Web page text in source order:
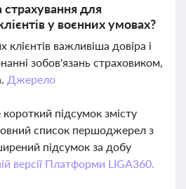
для
у воєнних умовах?
важливіша довіра і
зобов'язань страховиком,
Джерело
підсумок змісту
список першоджерел з
підсумок за добу
версії Платформи LIGA360.